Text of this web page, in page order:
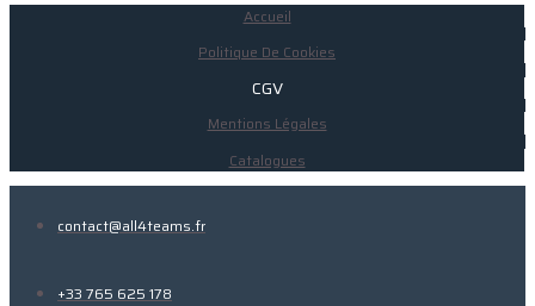
Accueil
Politique De Cookies
CGV
Mentions Légales
Catalogues
contact@all4teams.fr
+33 765 625 178